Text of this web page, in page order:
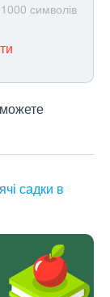
1000 символів
садки в